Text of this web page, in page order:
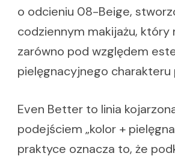
o odcieniu 08-Beige,
codziennym makijażu, który
zarówno pod względem
pielęgnacyjnego charakteru
Even Better to linia
podejściem „kolor +
praktyce oznacza to, że